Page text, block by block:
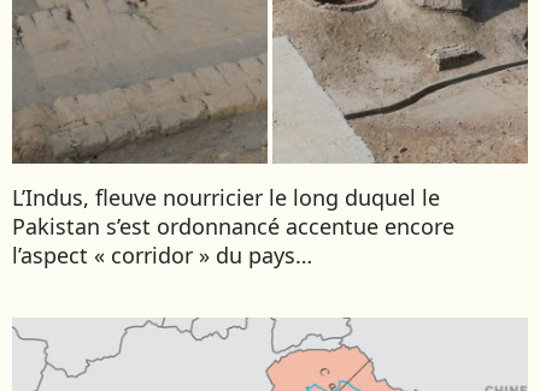
ROUMANIE
RWANDA
SALVADOR
SERBIE
SIERRA LEONE
SRI LANKA
TADJIKISTAN
TOGO
TURKMÉNISTAN
TURQUIE
L’Indus, fleuve nourricier le long duquel le
Pakistan s’est ordonnancé accentue encore
l’aspect « corridor » du pays…